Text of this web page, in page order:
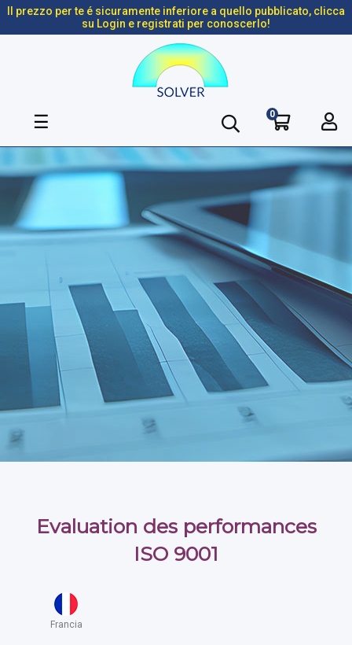
Il prezzo per te é sicuramente inferiore a quello pubblicato, clicca
su Login e registrati per conoscerlo!
navigazione
☰ 0
Evaluation des performances
ISO 9001
Francia